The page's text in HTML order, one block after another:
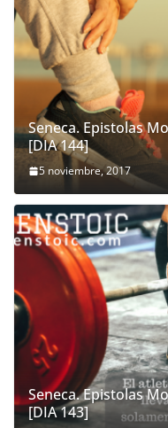
Seneca. Epistolas
[DIA 144]
5 noviembre, 2017
Seneca. Epistolas
[DIA 143]